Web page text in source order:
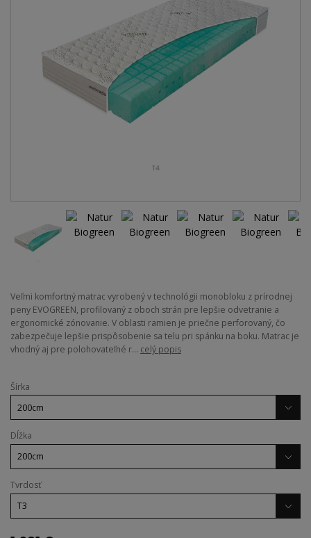
Veľmi komfortný matrac vyrobený v technológii monobloku z prírodnej
peny EVOGREEN, profilovaný z oboch strán pre lepšie odvetranie a
ergonomické zónovanie. V oblasti ramien je priečne perforovaný, čo
zabezpečuje lepšie prispôsobenie sa telu pri spánku na boku. Matrac je
vhodný aj pre polohovateľné r... celý popis
Šírka
Dĺžka
Tvrdosť